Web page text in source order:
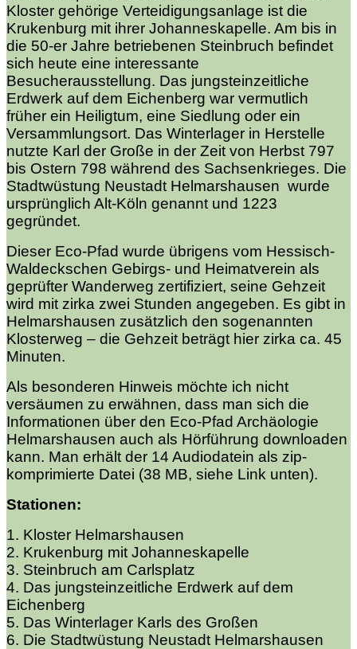
Kloster gehörige Verteidigungsanlage ist die
Krukenburg mit ihrer Johanneskapelle. Am bis in
die 50-er Jahre betriebenen Steinbruch befindet
sich heute eine interessante
Besucherausstellung. Das jungsteinzeitliche
Erdwerk auf dem Eichenberg war vermutlich
früher ein Heiligtum, eine Siedlung oder ein
Versammlungsort. Das Winterlager in Herstelle
nutzte Karl der Große in der Zeit von Herbst 797
bis Ostern 798 während des Sachsenkrieges. Die
Stadtwüstung Neustadt Helmarshausen wurde
ursprünglich Alt-Köln genannt und 1223
gegründet.
Dieser Eco-Pfad wurde übrigens vom Hessisch-
Waldeckschen Gebirgs- und Heimatverein als
geprüfter Wanderweg zertifiziert, seine Gehzeit
wird mit zirka zwei Stunden angegeben. Es gibt in
Helmarshausen zusätzlich den sogenannten
Klosterweg – die Gehzeit beträgt hier zirka ca. 45
Minuten.
Als besonderen Hinweis möchte ich nicht
versäumen zu erwähnen, dass man sich die
Informationen über den Eco-Pfad Archäologie
Helmarshausen auch als Hörführung downloaden
kann. Man erhält der 14 Audiodatein als zip-
komprimierte Datei (38 MB, siehe Link unten).
Stationen:
1. Kloster Helmarshausen
2. Krukenburg mit Johanneskapelle
3. Steinbruch am Carlsplatz
4. Das jungsteinzeitliche Erdwerk auf dem
Eichenberg
5. Das Winterlager Karls des Großen
6. Die Stadtwüstung Neustadt Helmarshausen